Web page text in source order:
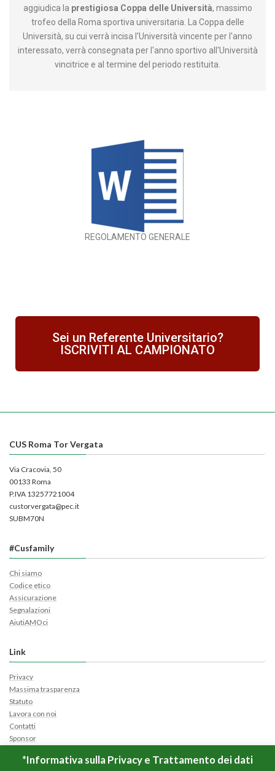
aggiudica la prestigiosa Coppa delle Università, massimo
trofeo della Roma sportiva universitaria. La Coppa delle
Università, su cui verrà incisa l'Università vincente per l'anno
interessato, verrà consegnata per l'anno sportivo all'Università
vincitrice e al termine del periodo restituita.
REGOLAMENTO GENERALE
Sei un Referente Universitario?
ISCRIVITI AL CAMPIONATO
CUS Roma Tor Vergata
Via Cracovia, 50
00133 Roma
P.IVA 13257721004
custorvergata@pec.it
SUBM70N
#Cusfamily
Chi siamo
Codice etico
Assicurazione
Segnalazioni
AiutiAMOci
Link
Privacy
Massima trasparenza
Statuto
Lavora con noi
Contatti
Sponsor
Apri Ticket
*Informativa sulla Privacy e Trattamento dei dati